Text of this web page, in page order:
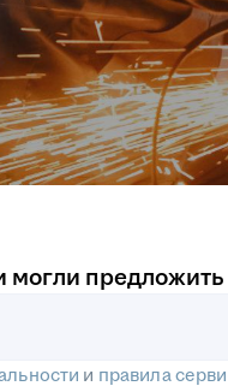
могли предложить
и правила